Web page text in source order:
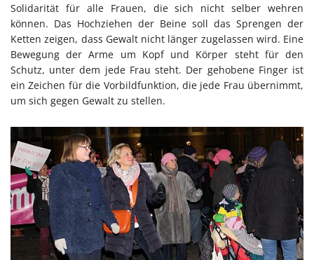
Solidarität für alle Frauen, die sich nicht selber wehren
können. Das Hochziehen der Beine soll das Sprengen der
Ketten zeigen, dass Gewalt nicht länger zugelassen wird. Eine
Bewegung der Arme um Kopf und Körper steht für den
Schutz, unter dem jede Frau steht. Der gehobene Finger ist
ein Zeichen für die Vorbildfunktion, die jede Frau übernimmt,
um sich gegen Gewalt zu stellen.